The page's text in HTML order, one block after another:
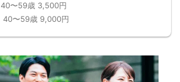
40〜59歳 3,500円
40〜59歳 9,000円